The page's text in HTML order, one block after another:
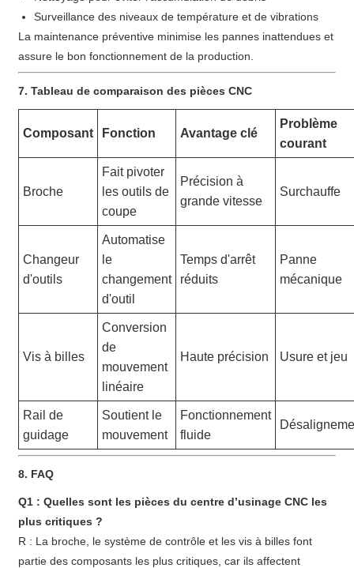
Surveillance des niveaux de température et de vibrations
La maintenance préventive minimise les pannes inattendues et
assure le bon fonctionnement de la production.
7. Tableau de comparaison des pièces CNC
Composant Fonction Avantage clé
Problème
courant
Broche
Fait pivoter
les outils de
coupe
Précision à
grande vitesse
Surchauffe
Changeur
d'outils
Automatise
le
changement
d'outil
Temps d'arrêt
réduits
Panne
mécanique
Vis à billes
Conversion
de
mouvement
linéaire
Haute précision Usure et jeu
Rail de
guidage
Soutient le
mouvement
Fonctionnement
fluide
8. FAQ
Q1 : Quelles sont les pièces du centre d’usinage CNC les
plus critiques ?
R : La broche, le système de contrôle et les vis à billes font
partie des composants les plus critiques, car ils affectent